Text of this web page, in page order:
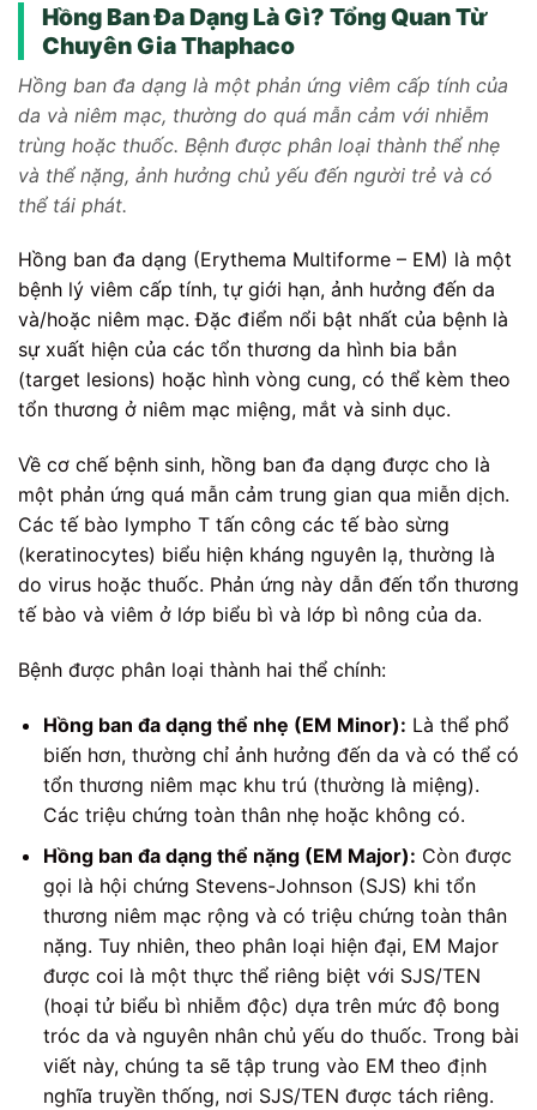
Hồng Ban Đa Dạng Là Gì? Tổng Quan Từ
Chuyên Gia Thaphaco
Hồng ban đa dạng là một phản ứng viêm cấp tính của
da và niêm mạc, thường do quá mẫn cảm với nhiễm
trùng hoặc thuốc. Bệnh được phân loại thành thể nhẹ
và thể nặng, ảnh hưởng chủ yếu đến người trẻ và có
thể tái phát.
Hồng ban đa dạng (Erythema Multiforme – EM) là một
bệnh lý viêm cấp tính, tự giới hạn, ảnh hưởng đến da
và/hoặc niêm mạc. Đặc điểm nổi bật nhất của bệnh là
sự xuất hiện của các tổn thương da hình bia bắn
(target lesions) hoặc hình vòng cung, có thể kèm theo
tổn thương ở niêm mạc miệng, mắt và sinh dục.
Về cơ chế bệnh sinh, hồng ban đa dạng được cho là
một phản ứng quá mẫn cảm trung gian qua miễn dịch.
Các tế bào lympho T tấn công các tế bào sừng
(keratinocytes) biểu hiện kháng nguyên lạ, thường là
do virus hoặc thuốc. Phản ứng này dẫn đến tổn thương
tế bào và viêm ở lớp biểu bì và lớp bì nông của da.
Bệnh được phân loại thành hai thể chính:
Hồng ban đa dạng thể nhẹ (EM Minor): Là thể phổ
biến hơn, thường chỉ ảnh hưởng đến da và có thể có
tổn thương niêm mạc khu trú (thường là miệng).
Các triệu chứng toàn thân nhẹ hoặc không có.
Hồng ban đa dạng thể nặng (EM Major): Còn được
gọi là hội chứng Stevens-Johnson (SJS) khi tổn
thương niêm mạc rộng và có triệu chứng toàn thân
nặng. Tuy nhiên, theo phân loại hiện đại, EM Major
được coi là một thực thể riêng biệt với SJS/TEN
(hoại tử biểu bì nhiễm độc) dựa trên mức độ bong
tróc da và nguyên nhân chủ yếu do thuốc. Trong bài
viết này, chúng ta sẽ tập trung vào EM theo định
nghĩa truyền thống, nơi SJS/TEN được tách riêng.